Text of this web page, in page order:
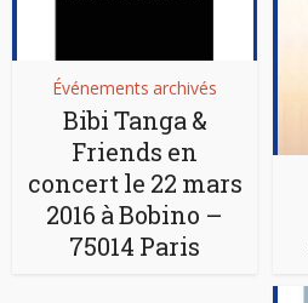
Événements archivés
Bibi Tanga &
Friends en
concert le 22 mars
2016 à Bobino –
75014 Paris